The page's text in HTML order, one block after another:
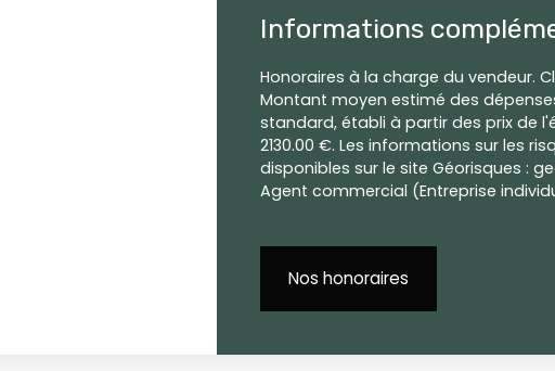
Informations
Honoraires à la charge du vendeur.
Montant moyen estimé des
standard, établi à partir des prix de
2130.00 €. Les informations sur les
disponibles sur le site Géorisques :
Agent commercial (Entreprise
Nos honoraires